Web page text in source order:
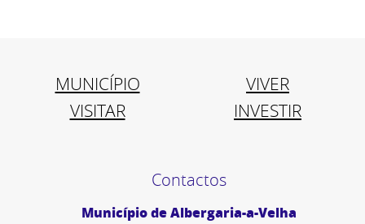
MUNICÍPIO
VIVER
VISITAR
INVESTIR
Contactos
Município de Albergaria-a-Velha